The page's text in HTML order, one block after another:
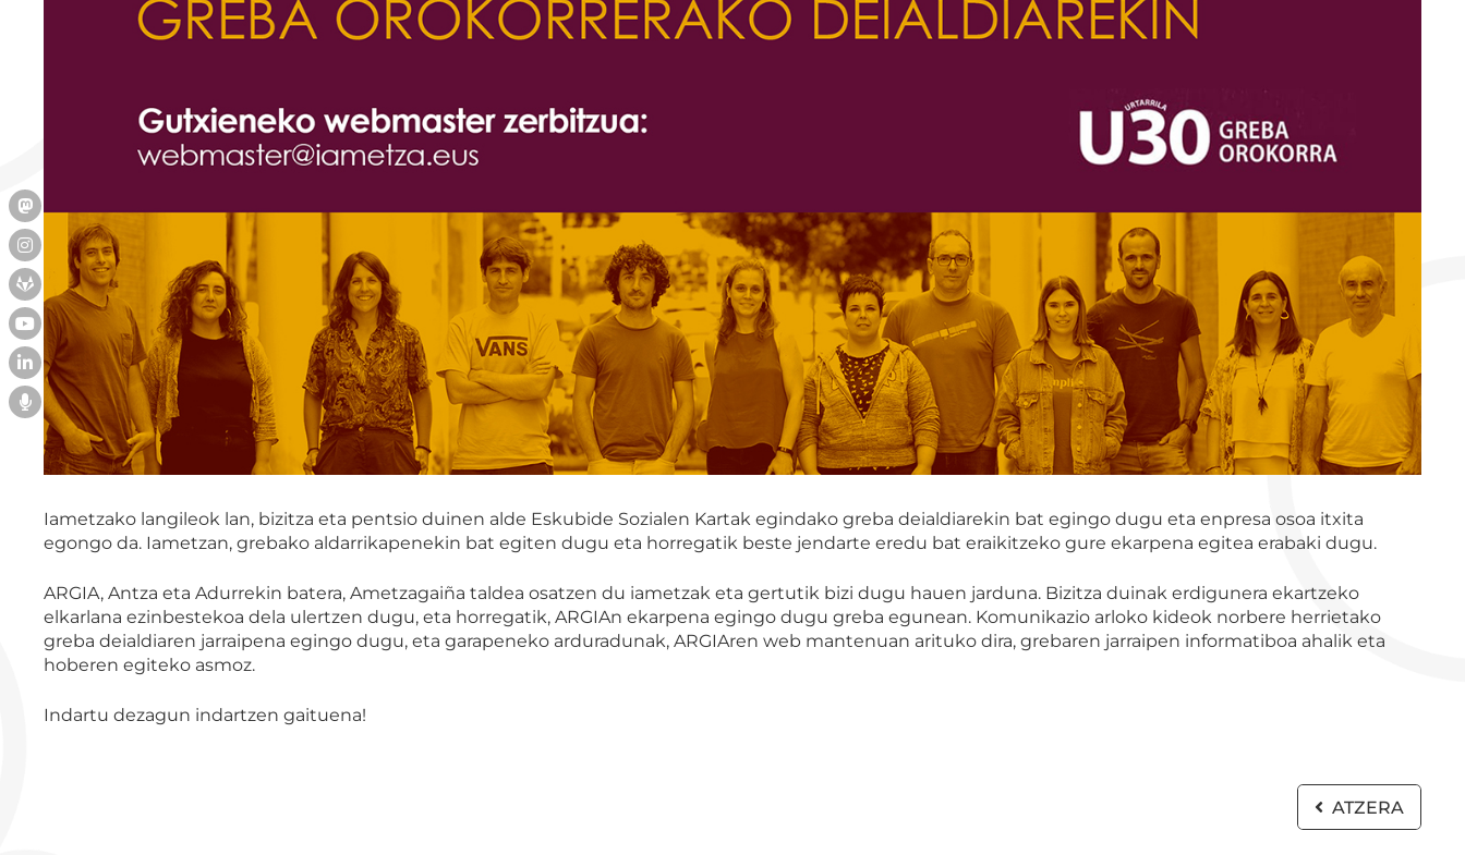
Iametzako langileok lan, bizitza eta pentsio duinen alde Eskubide Sozialen Kartak egindako greba deialdiarekin bat egingo dugu eta enpresa osoa itxita
egongo da. Iametzan, grebako aldarrikapenekin bat egiten dugu eta horregatik beste jendarte eredu bat eraikitzeko gure ekarpena egitea erabaki dugu.
ARGIA, Antza eta Adurrekin batera, Ametzagaiña taldea osatzen du iametzak eta gertutik bizi dugu hauen jarduna. Bizitza duinak erdigunera ekartzeko
elkarlana ezinbestekoa dela ulertzen dugu, eta horregatik, ARGIAn ekarpena egingo dugu greba egunean. Komunikazio arloko kideok norbere herrietako
greba deialdiaren jarraipena egingo dugu, eta garapeneko arduradunak, ARGIAren web mantenuan arituko dira, grebaren jarraipen informatiboa ahalik eta
hoberen egiteko asmoz.
Indartu dezagun indartzen gaituena!
ATZERA